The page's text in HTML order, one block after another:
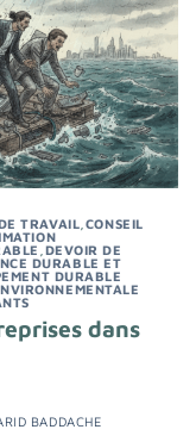
TRAVAIL CONSEIL
DEVOIR DE
DURABLE ET
DURABLE
dans
BADDACHE